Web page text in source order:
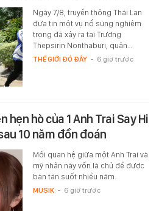
Ngày 7/8, truyền thông Thái Lan
đưa tin một vụ nổ súng nghiêm
trọng đã xảy ra tại Trường
Thepsirin Nonthaburi, quận…
THẾ GIỚI ĐÓ ĐÂY - 6 giờ trước
hẹn hò của 1 Anh Trai Say Hi
10 năm đồn đoán
Mối quan hệ giữa một Anh Trai và
mỹ nhân này vốn là chủ đề được
bàn tán suốt nhiều năm.
MUSIK - 6 giờ trước